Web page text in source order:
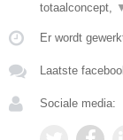
totaalconcept,
Er wordt
Laatste
Sociale media: